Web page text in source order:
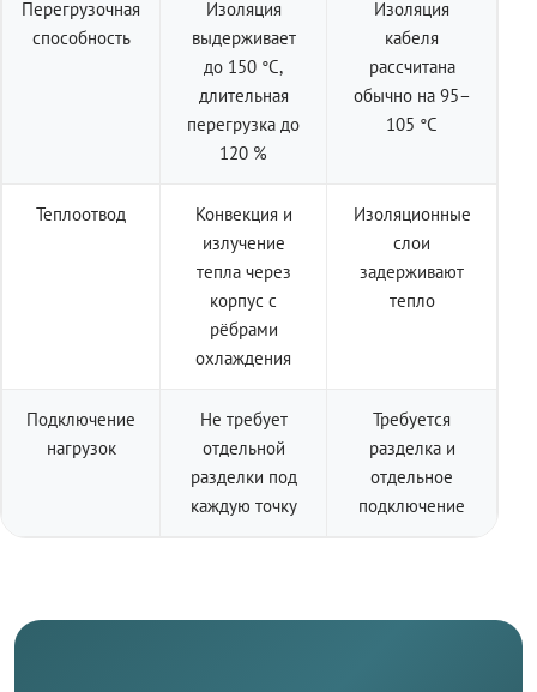
Перегрузочная
способность
Изоляция
выдерживает
до 150 °C,
длительная
перегрузка до
120 %
Изоляция
кабеля
рассчитана
обычно на 95–
105 °C
Теплоотвод
Конвекция и
излучение
тепла через
корпус с
рёбрами
охлаждения
Изоляционные
слои
задерживают
тепло
Подключение
нагрузок
Не требует
отдельной
разделки под
каждую точку
Требуется
разделка и
отдельное
подключение